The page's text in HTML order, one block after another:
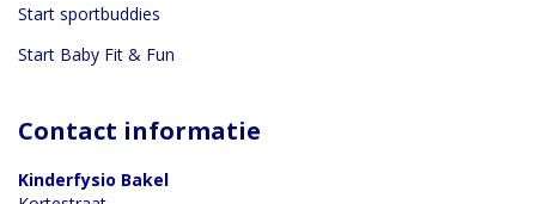
Start sportbuddies
Start Baby Fit & Fun
Contact informatie
Kinderfysio Bakel